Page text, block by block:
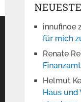
innufinoe
für mich
Renate
Helmut
Haus und